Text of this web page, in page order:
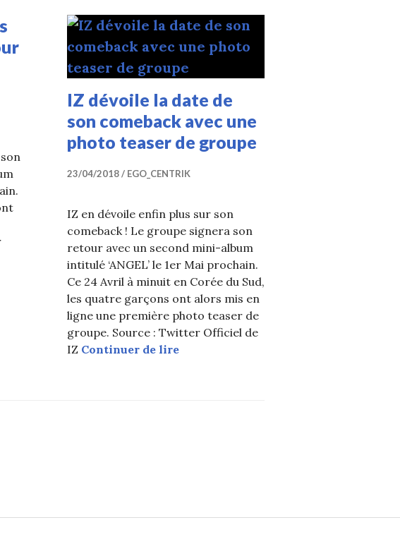
dévoile des posters animés individuels pour « ANGEL »
IZ dévoile la date de
son comeback avec une
photo teaser de groupe
23/04/2018 EGO_CENTRIK
IZ en dévoile enfin plus sur son
comeback ! Le groupe signera son
retour avec un second mini-album
intitulé ‘ANGEL’ le 1er Mai prochain.
Ce 24 Avril à minuit en Corée du Sud,
les quatre garçons ont alors mis en
ligne une première photo teaser de
groupe. Source : Twitter Officiel de
IZ Continuer de lireIZ dévoile la date de son comeback